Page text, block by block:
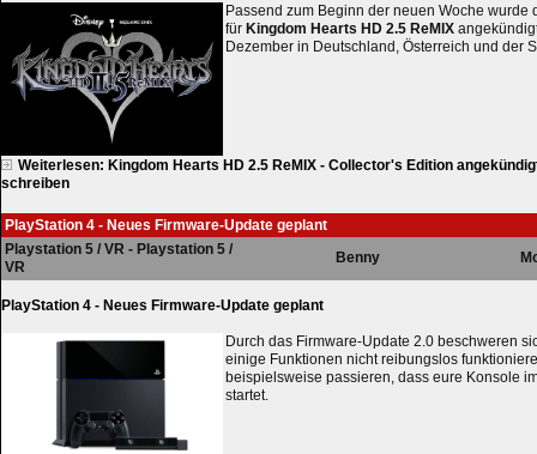
Passend zum Beginn der neuen Woche wurde
für Kingdom Hearts HD 2.5 ReMIX
Dezember in Deutschland, Österreich und der
Weiterlesen: Kingdom Hearts HD 2.5 ReMIX - Collector's Edition
schreiben
PlayStation 4 - Neues Firmware-Update geplant
Playstation 5 / VR - Playstation 5 /
VR
Benny
PlayStation 4 - Neues Firmware-Update geplant
Durch das Firmware-Update 2.0 beschweren
einige Funktionen nicht reibungslos
beispielsweise passieren, dass eure Konsole
startet.